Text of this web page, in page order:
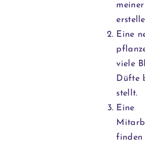
Eine
viele
Düfte
stellt.
Eine
finden